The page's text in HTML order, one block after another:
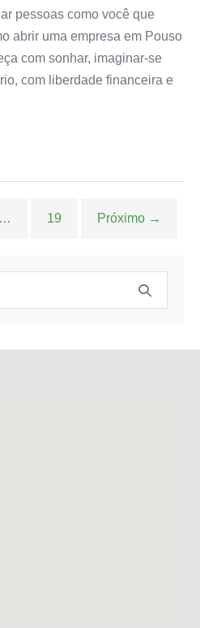
pessoas como você que
abrir uma empresa em Pouso
com sonhar, imaginar-se
com liberdade financeira e
… 19 Próximo →